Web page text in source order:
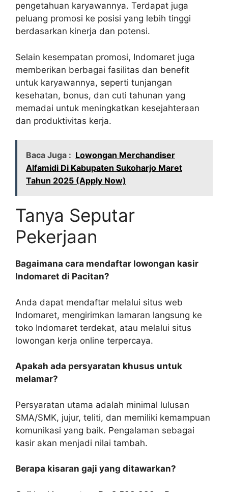
pengetahuan karyawannya. Terdapat juga
peluang promosi ke posisi yang lebih tinggi
berdasarkan kinerja dan potensi.
Selain kesempatan promosi, Indomaret juga
memberikan berbagai fasilitas dan benefit
untuk karyawannya, seperti tunjangan
kesehatan, bonus, dan cuti tahunan yang
memadai untuk meningkatkan kesejahteraan
dan produktivitas kerja.
Baca Juga : Lowongan Merchandiser
Alfamidi Di Kabupaten Sukoharjo Maret
Tahun 2025 (Apply Now)
Tanya Seputar
Pekerjaan
Bagaimana cara mendaftar lowongan kasir
Indomaret di Pacitan?
Anda dapat mendaftar melalui situs web
Indomaret, mengirimkan lamaran langsung ke
toko Indomaret terdekat, atau melalui situs
lowongan kerja online terpercaya.
Apakah ada persyaratan khusus untuk
melamar?
Persyaratan utama adalah minimal lulusan
SMA/SMK, jujur, teliti, dan memiliki kemampuan
komunikasi yang baik. Pengalaman sebagai
kasir akan menjadi nilai tambah.
Berapa kisaran gaji yang ditawarkan?